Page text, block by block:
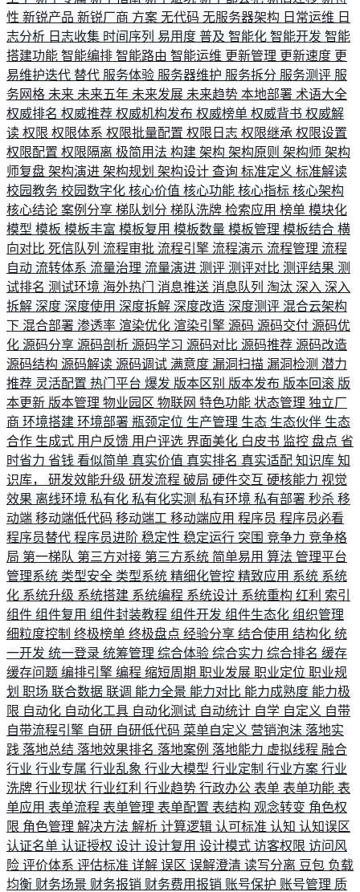
性 新锐产品 新锐厂商 方案 无代码 无服务器架构 日常运维 日
志分析 日志收集 时间序列 易用度 普及 智能化 智能开发 智能
搭建功能 智能编排 智能路由 智能运维 更新管理 更新速度 更
易维护迭代 替代 服务体验 服务器维护 服务拆分 服务测评 服
务网格 未来 未来五年 未来发展 未来趋势 本地部署 术语大全
权威排名 权威推荐 权威机构发布 权威榜单 权威背书 权威解
读 权限 权限体系 权限批量配置 权限日志 权限继承 权限设置
权限配置 权限隔离 极简用法 构建 架构 架构原则 架构师 架构
师复盘 架构演进 架构规划 架构设计 查询 标准定义 标准解读
校园教务 校园数字化 核心价值 核心功能 核心指标 核心架构
核心结论 案例分享 梯队划分 梯队洗牌 检索应用 榜单 模块化
模型 模板 模板丰富 模板复用 模板数量 模板管理 模板结合 横
向对比 死信队列 流程审批 流程引擎 流程演示 流程管理 流程
自动 流转体系 流量治理 流量演进 测评 测评对比 测评结果 测
试排名 测试环境 海外热门 消息推送 消息队列 淘汰 深入 深入
拆解 深度 深度使用 深度拆解 深度改造 深度测评 混合云架构
下 混合部署 渗透率 渲染优化 渲染引擎 源码 源码交付 源码优
化 源码分享 源码剖析 源码学习 源码对比 源码推荐 源码改造
源码结构 源码解读 源码调试 满意度 漏洞扫描 漏洞检测 潜力
推荐 灵活配置 热门平台 爆发 版本区别 版本发布 版本回滚 版
本更新 版本管理 物业园区 物联网 特色功能 状态管理 独立厂
商 环境搭建 环境部署 瓶颈定位 生产管理 生态 生态伙伴 生态
合作 生成式 用户反馈 用户评选 界面美化 白皮书 监控 盘点 省
时省力 省钱 看似简单 真实价值 真实排名 真实适配 知识库 知
识库， 研发效能升级 研发流程 破局 硬件交互 硬核能力 视觉
效果 离线环境 私有化 私有化实测 私有环境 私有部署 秒杀 移
动端 移动端低代码 移动端工 移动端应用 程序员 程序员必看
程序员替代 程序员进阶 稳定性 稳定运行 突围 竞争力 竞争格
局 第一梯队 第三方对接 第三方系统 简单易用 算法 管理平台
管理系统 类型安全 类型系统 精细化管控 精致应用 系统 系统
化 系统升级 系统搭建 系统编程 系统设计 系统重构 红利 索引
组件 组件复用 组件封装教程 组件开发 组件生态化 组织管理
细粒度控制 终极榜单 终极盘点 经验分享 结合使用 结构化 统
一开发 统一登录 统筹管理 综合体验 综合实力 综合排名 缓存
缓存问题 编排引擎 编程 缩短周期 职业发展 职业定位 职业规
划 职场 联合数据 联调 能力全景 能力对比 能力成熟度 能力极
限 自动化 自动化工具 自动化测试 自动统计 自学 自定义 自带
自带流程引擎 自研 自研低代码 菜单自定义 营销泡沫 落地实
践 落地总结 落地效果排名 落地案例 落地能力 虚拟线程 融合
行业 行业专属 行业乱象 行业大模型 行业定制 行业方案 行业
洗牌 行业现状 行业红利 行业趋势 行政办公 表单 表单功能 表
单应用 表单流程 表单管理 表单配置 表结构 观念转变 角色权
限 角色管理 解决方法 解析 计算逻辑 认可标准 认知 认知误区
认证名单 认证授权 设计 设计复用 设计模式 访客权限 访问风
险 评价体系 评估标准 详解 误区 误解澄清 读写分离 豆包 负载
均衡 财务场景 财务报销 财务费用报销 账号保护 账号管理 质